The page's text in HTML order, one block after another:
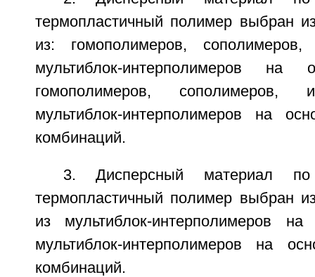
термопластичный полимер выбран
из: гомополимеров,
мультиблок-интерполимеров на
гомополимеров, сополимеров,
мультиблок-интерполимеров на
комбинаций.
3. Дисперсный материал
термопластичный полимер выбран
из мультиблок-интерполимеров
мультиблок-интерполимеров на
комбинаций.